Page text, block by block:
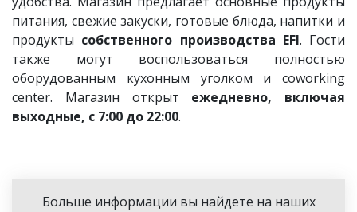
питания, свежие закуски, готовые блюда, напитки и
продукты собственного производства EFI. Гости
также могут воспользоваться полностью
оборудованным кухонным уголком и coworking
center. Магазин открыт ежедневно, включая
выходные, с 7:00 до 22:00.
Больше информации вы найдете на наших